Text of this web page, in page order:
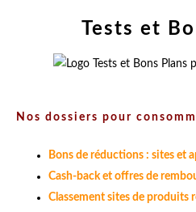
Tests et
Nos dossiers pour
Bons de réductions : sites et
Cash-back et offres de
Classement sites de produits